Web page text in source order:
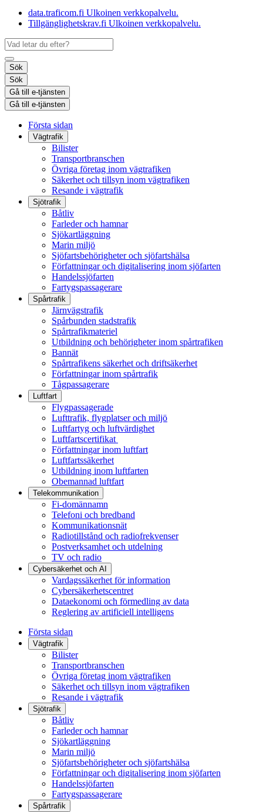
data.traficom.fi Ulkoinen verkkopalvelu.
Tillgänglighetskrav.fi Ulkoinen verkkopalvelu.
Sök
Sök
Gå till e-tjänsten
Gå till e-tjänsten
Första sidan
Vägtrafik
Bilister
Transportbranschen
Övriga företag inom vägtrafiken
Säkerhet och tillsyn inom vägtrafiken
Resande i vägtrafik
Sjötrafik
Båtliv
Farleder och hamnar
Sjökartläggning
Marin miljö
Sjöfartsbehörigheter och sjöfartshälsa
Författningar och digitalisering inom sjöfarten
Handelssjöfarten
Fartygspassagerare
Spårtrafik
Järnvägstrafik
Spårbunden stadstrafik
Spårtrafikmateriel
Utbildning och behörigheter inom spårtrafiken
Bannät
Spårtrafikens säkerhet och driftsäkerhet
Författningar inom spårtrafik
Tågpassagerare
Luftfart
Flygpassagerade
Lufttrafik, flygplatser och miljö
Luftfartyg och luftvärdighet
Luftfartscertifikat
Författningar inom luftfart
Luftfartssäkerhet
Utbildning inom luftfarten
Obemannad luftfart
Telekommunikation
Fi-domännamn
Telefoni och bredband
Kommunikationsnät
Radiotillstånd och radiofrekvenser
Postverksamhet och utdelning
TV och radio
Cybersäkerhet och AI
Vardagssäkerhet för information
Cybersäkerhetscentret
Dataekonomi och förmedling av data
Reglering av artificiell intelligens
Första sidan
Vägtrafik
Bilister
Transportbranschen
Övriga företag inom vägtrafiken
Säkerhet och tillsyn inom vägtrafiken
Resande i vägtrafik
Sjötrafik
Båtliv
Farleder och hamnar
Sjökartläggning
Marin miljö
Sjöfartsbehörigheter och sjöfartshälsa
Författningar och digitalisering inom sjöfarten
Handelssjöfarten
Fartygspassagerare
Spårtrafik